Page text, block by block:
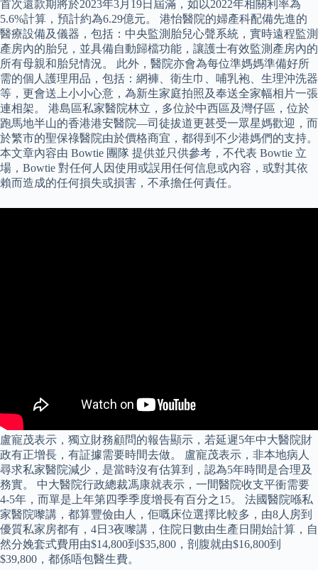
首次還款期將於2023年3月19日屆滿，如以2022年相關利率為
5.6%計算，預計約為6.29億元。 港怡醫院的婦產科配備先進的
醫療設備及儀器，包括：中央監測胎兒心聲系統，實時遠程監測
產房內的胎兒，並具備自動歸檔功能，讓護士有效監測產房內的
所有母親和胎兒情況。 此外，醫院亦會為每位準媽媽準備好所
需的個人護理用品，包括：網褲、衛生巾、哺乳袍、生理沖洗器
等，更會送上小小心意，為新生家庭拍照及奉送全家幅相片一張
連相架。 港島區私家醫院林立，多位於中西區及灣仔區，位於
跑馬地半山的香港港安醫院—司徒拔道更甚受一眾星媽歡迎，而
於繁市的聖保祿醫院由於價格商宜，都得到不少港媽們的支持。
本文章內容由 Bowtie 團隊 提供並只供參考，不代表 Bowtie 立
場，Bowtie 對任何人因使用或誤用任何信息或內容，或對其依
賴而造成的任何損失或損害，不承擔任何責任。
盧寵茂表示，獨立財務顧問的報告顯示，若延遲5年中大醫院財
政有正增長，有証據需要時間去做。 盧寵茂表示，非本地病人
尋求私家醫院減少，是當時沒有估算到，認為5年時間是合理及
務實。 中大醫院行政總裁馮康就表示，一間醫院收支平衝需要
4-5年，而單是上年第四季季度增長有百分之15。 法國醫院喺私
家醫院嚟講，都算豐儉由人，佢嘅床位選擇比較多，由8人房到
優質私家房都有，4日3夜嚟講，住院日數由生產日開始計算，自
然分娩套式費用由$14,800到$35,800，剖腹就由$16,800到
$39,800，都係唔包醫生費。